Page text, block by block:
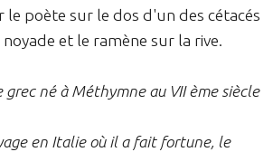
le poète sur le dos d'un des cétacés
et le ramène sur la rive.
né à Méthymne au VII ème siècle
en Italie où il a fait fortune, le